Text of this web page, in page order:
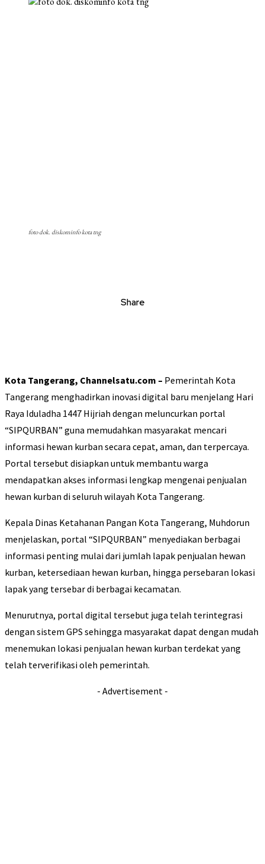
foto dok. diskominfo kota tng
Share
Kota Tangerang, Channelsatu.com – Pemerintah Kota
Tangerang menghadirkan inovasi digital baru menjelang Hari
Raya Iduladha 1447 Hijriah dengan meluncurkan portal
“SIPQURBAN” guna memudahkan masyarakat mencari
informasi hewan kurban secara cepat, aman, dan terpercaya.
Portal tersebut disiapkan untuk membantu warga
mendapatkan akses informasi lengkap mengenai penjualan
hewan kurban di seluruh wilayah Kota Tangerang.
Kepala Dinas Ketahanan Pangan Kota Tangerang, Muhdorun
menjelaskan, portal “SIPQURBAN” menyediakan berbagai
informasi penting mulai dari jumlah lapak penjualan hewan
kurban, ketersediaan hewan kurban, hingga persebaran lokasi
lapak yang tersebar di berbagai kecamatan.
Menurutnya, portal digital tersebut juga telah terintegrasi
dengan sistem GPS sehingga masyarakat dapat dengan mudah
menemukan lokasi penjualan hewan kurban terdekat yang
telah terverifikasi oleh pemerintah.
- Advertisement -